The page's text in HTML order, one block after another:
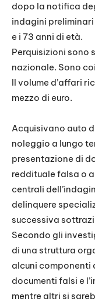
dopo la notifica
indagini
e i 73 anni di età.
Perquisizioni
nazionale. Sono
Il volume d’affari
mezzo di euro.
Acquisivano auto
noleggio a lungo
presentazione di
reddituale falsa o
centrali
delinquere
successiva
Secondo gli
di una struttura
alcuni componenti
documenti falsi e
mentre altri si